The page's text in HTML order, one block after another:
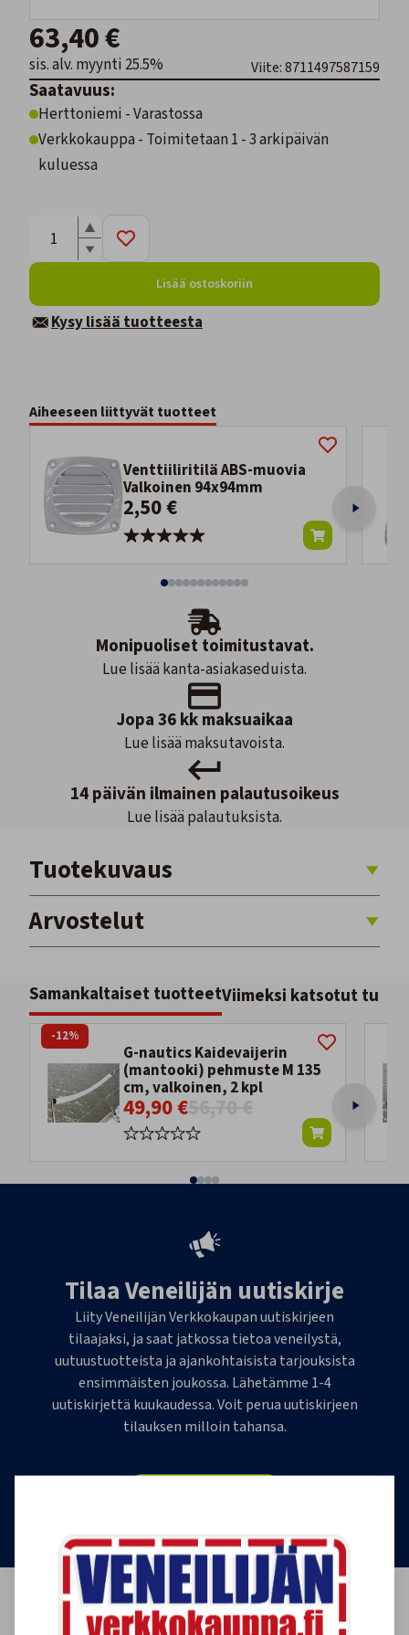
63,40 €
sis. alv. myynti 25.5% Viite: 8711497587159
Saatavuus:
Herttoniemi - Varastossa
Verkkokauppa - Toimitetaan 1 - 3 arkipäivän
kuluessa
Lisää ostoskoriin
Kysy lisää tuotteesta
Aiheeseen liittyvät tuotteet
Venttiiliritilä ABS-muovia
Valkoinen 94x94mm
2,50 €
Monipuoliset toimitustavat.
Lue lisää kanta-asiakaseduista.
Jopa 36 kk maksuaikaa
Lue lisää maksutavoista.
14 päivän ilmainen palautusoikeus
Lue lisää palautuksista.
Tuotekuvaus
Arvostelut
Samankaltaiset tuotteetViimeksi katsotut
G-nautics Kaidevaijerin
(mantooki) pehmuste M 135
cm, valkoinen, 2 kpl
49,90 €56,70 €
-12%
Tilaa Veneilijän uutiskirje
Liity Veneilijän Verkkokaupan uutiskirjeen
tilaajaksi, ja saat jatkossa tietoa veneilystä,
uutuustuotteista ja ajankohtaisista tarjouksista
ensimmäisten joukossa. Lähetämme 1-4
uutiskirjettä kuukaudessa. Voit perua uutiskirjeen
tilauksen milloin tahansa.